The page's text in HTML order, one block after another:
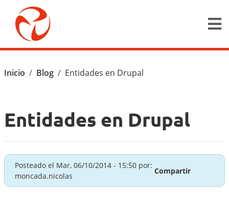
Pasar al contenido principal
Ruta de navegación
Inicio Blog Entidades en Drupal
Entidades en Drupal
Posteado el Mar, 06/10/2014 - 15:50 por:
moncada.nicolas
Compartir